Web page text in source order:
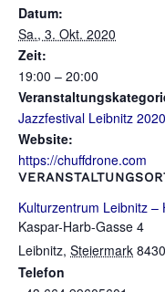
Datum:
Sa., 3. Okt. 2020
Zeit:
19:00 – 20:00
Jazzfestival Leibnitz 2020
Website:
https://chuffdrone.com
Kulturzentrum Leibnitz –
Kaspar-Harb-Gasse 4
Leibnitz, Steiermark 8430
Telefon